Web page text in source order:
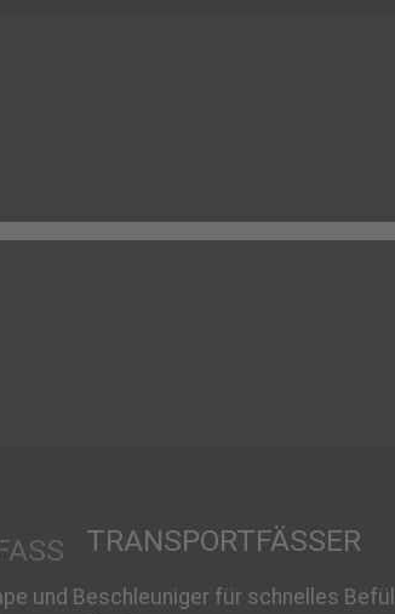
TRANSPORTFÄSSER
und Beschleuniger für schnelles